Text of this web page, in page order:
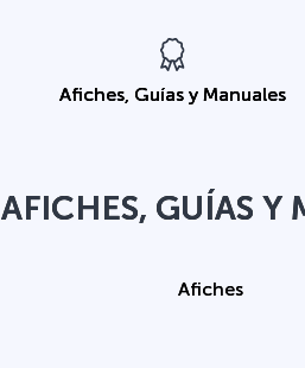
Afiches, Guías y Manuales
AFICHES, GUÍAS Y
Afiches